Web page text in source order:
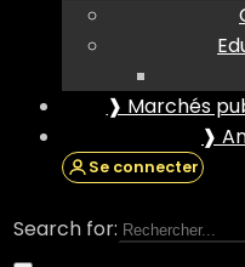
❱ Marchés
❱
Se connecter
Search for: